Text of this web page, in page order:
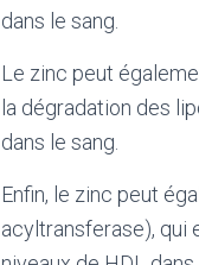
dans le sang.
Le zinc peut
la dégradation des
dans le sang.
Enfin, le zinc peut
acyltransferase), qui